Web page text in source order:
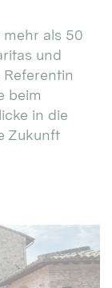
als 50
und
beim
in die
Zukunft